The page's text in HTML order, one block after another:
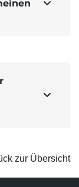


zur Übersicht